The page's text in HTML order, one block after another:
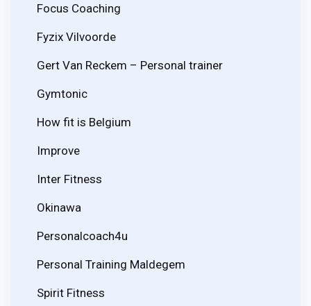
Focus Coaching
Fyzix Vilvoorde
Gert Van Reckem – Personal trainer
Gymtonic
How fit is Belgium
Improve
Inter Fitness
Okinawa
Personalcoach4u
Personal Training Maldegem
Spirit Fitness